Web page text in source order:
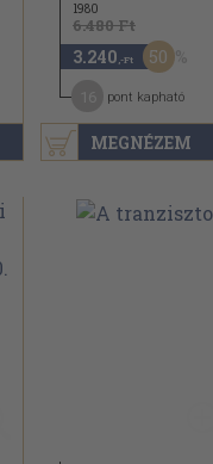
MEGNÉZEM
1980
6.480 Ft
3.240 ,-Ft 50
pont kapható